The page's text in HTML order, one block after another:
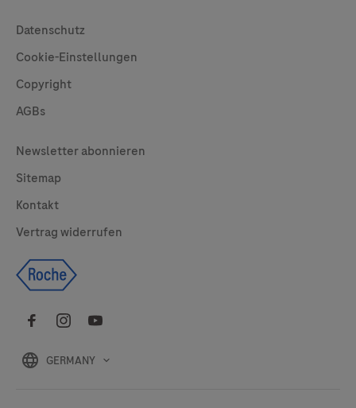
GERMANY
Useful Links
Datenschutz
Cookie-Einstellungen
Copyright
AGBs
Legal
Newsletter abonnieren
Sitemap
Kontakt
Vertrag widerrufen